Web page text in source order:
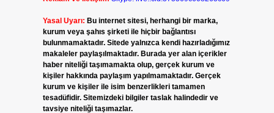
Yasal Uyarı: Bu internet sitesi, herhangi bir marka,
kurum veya şahıs şirketi ile hiçbir bağlantısı
bulunmamaktadır. Sitede yalnızca kendi hazırladığımız
makaleler paylaşılmaktadır. Burada yer alan içerikler
haber niteliği taşımamakta olup, gerçek kurum ve
kişiler hakkında paylaşım yapılmamaktadır. Gerçek
kurum ve kişiler ile isim benzerlikleri tamamen
tesadüfidir. Sitemizdeki bilgiler taslak halindedir ve
tavsiye niteliği taşımazlar.